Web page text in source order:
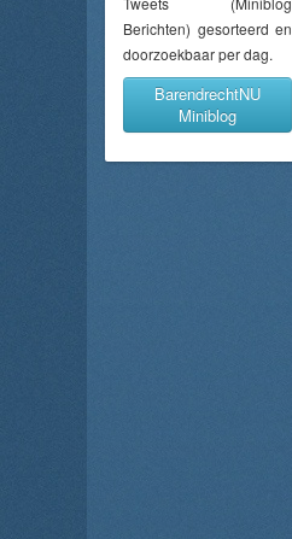
Berichten) gesorteerd en
doorzoekbaar per dag.
BarendrechtNU
Miniblog